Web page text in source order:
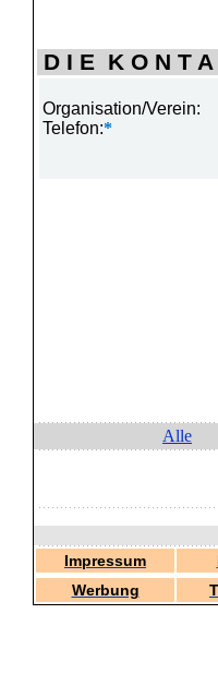
D I E K O N T
Organisation/Verein:
Telefon:*
Alle
Impressum
Werbung